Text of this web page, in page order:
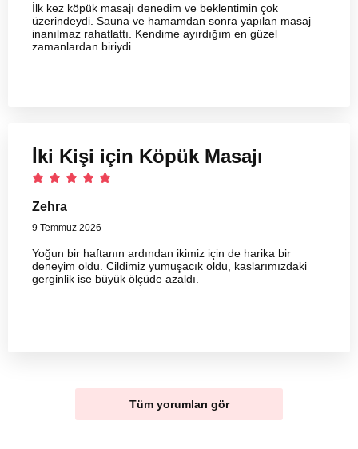
İlk kez köpük masajı denedim ve beklentimin çok
üzerindeydi. Sauna ve hamamdan sonra yapılan masaj
inanılmaz rahatlattı. Kendime ayırdığım en güzel
zamanlardan biriydi.
İki Kişi için Köpük Masajı
Zehra
9 Temmuz 2026
Yoğun bir haftanın ardından ikimiz için de harika bir
deneyim oldu. Cildimiz yumuşacık oldu, kaslarımızdaki
gerginlik ise büyük ölçüde azaldı.
Tüm yorumları gör